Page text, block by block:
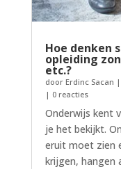
Hoe denken
opleiding
etc.?
door Erdinc Sacan |
| 0 reacties
Onderwijs kent
je het bekijkt.
eruit moet zien
krijgen, hangen